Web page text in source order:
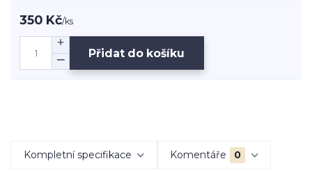
350 Kč/ks
Přidat do košíku
Kompletní specifikace Komentáře 0